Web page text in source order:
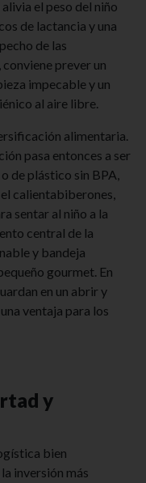
el peso del niño
de lactancia y una
de las
prever un
impecable y un
al aire libre.
alimentaria.
pasa entonces a ser
de plástico sin BPA,
calientabiberones,
sentar al niño a la
central de la
y bandeja
gourmet. En
en un abrir y
una ventaja para los
y
bien
inversión más